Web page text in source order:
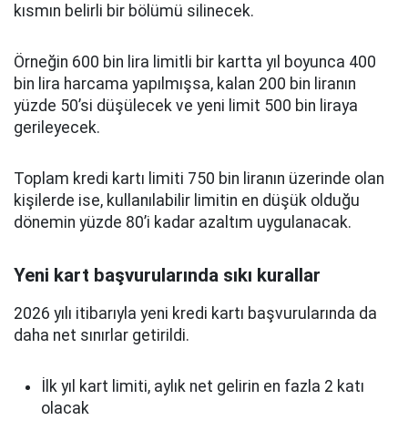
kısmın belirli bir bölümü silinecek.
Örneğin 600 bin lira limitli bir kartta yıl boyunca 400
bin lira harcama yapılmışsa, kalan 200 bin liranın
yüzde 50’si düşülecek ve yeni limit 500 bin liraya
gerileyecek.
Toplam kredi kartı limiti 750 bin liranın üzerinde olan
kişilerde ise, kullanılabilir limitin en düşük olduğu
dönemin yüzde 80’i kadar azaltım uygulanacak.
Yeni kart başvurularında sıkı kurallar
2026 yılı itibarıyla yeni kredi kartı başvurularında da
daha net sınırlar getirildi.
İlk yıl kart limiti, aylık net gelirin en fazla 2 katı
olacak